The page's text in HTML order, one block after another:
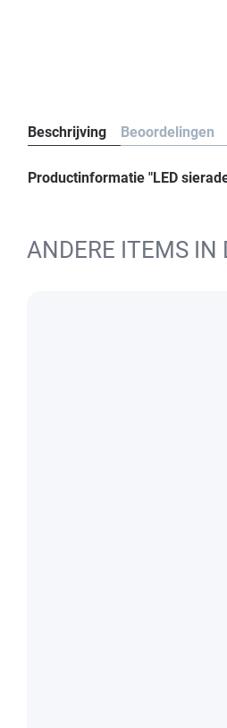
Beschrijving Beoordelingen
Productinformatie "LED
ANDERE ITEMS IN